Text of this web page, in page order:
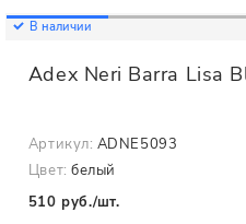
В наличии
Adex Neri Barra Lisa
Артикул: ADNE5093
Цвет: белый
510 руб./шт.